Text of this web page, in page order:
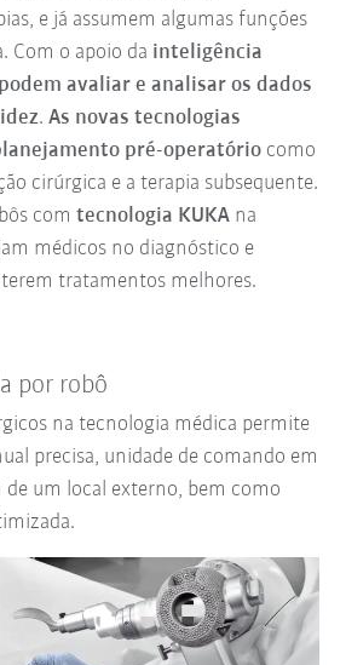
e já assumem algumas funções
Com o apoio da inteligência
avaliar e analisar os dados
.As novas tecnologias
pré-operatório como
cirúrgica e a terapia subsequente.
comtecnologia KUKA na
médicos no diagnóstico e
tratamentos melhores.
por robô
na tecnologia médica permite
precisa, unidade de comando em
um local externo, bem como